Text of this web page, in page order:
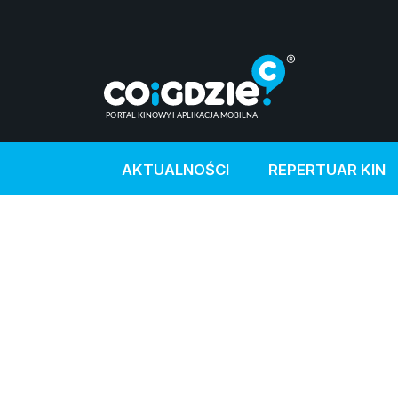
AKTUALNOŚCI REPERTUAR KIN